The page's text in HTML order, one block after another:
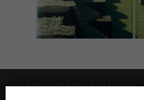
CONTACT ET ADRESSE